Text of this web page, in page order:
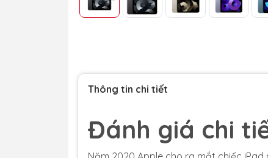
Thông tin chi tiết
Đánh giá chi